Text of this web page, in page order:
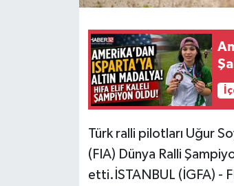
Türk ralli pilotları Uğur
(FIA) Dünya Ralli
etti.İSTANBUL (İGFA) -
POLİTİKA
RESMİ İLANLAR
Tarihi Yapılarımız